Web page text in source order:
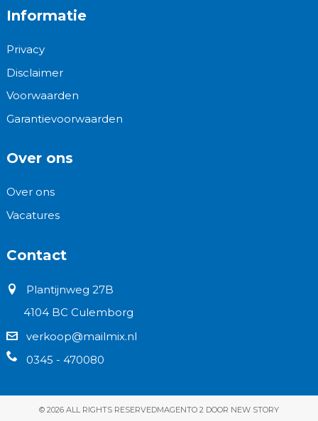
Informatie
Privacy
Disclaimer
Voorwaarden
Garantievoorwaarden
Over ons
Over ons
Vacatures
Contact
Plantijnweg 27B
4104 BC Culemborg
verkoop@mailmix.nl
0345 - 470080
© 2026 ALL RIGHTS RESERVEDMAGENTO 2 DOOR NEW STORY